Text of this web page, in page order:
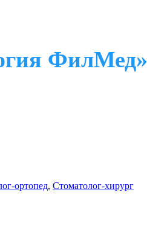
ФилМед»
ортопед, Стоматолог-хирург